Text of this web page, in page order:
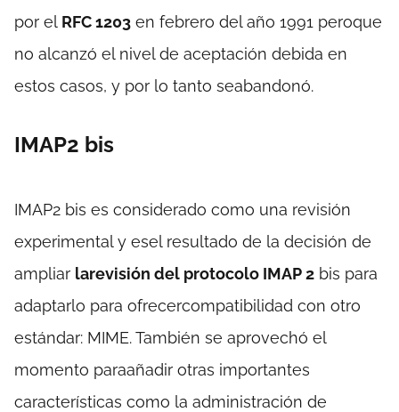
por el RFC 1203 en febrero del año 1991 peroque
no alcanzó el nivel de aceptación debida en
estos casos, y por lo tanto seabandonó.
IMAP2 bis
IMAP2 bis es considerado como una revisión
experimental y esel resultado de la decisión de
ampliar larevisión del protocolo IMAP 2 bis para
adaptarlo para ofrecercompatibilidad con otro
estándar: MIME. También se aprovechó el
momento paraañadir otras importantes
características como la administración de